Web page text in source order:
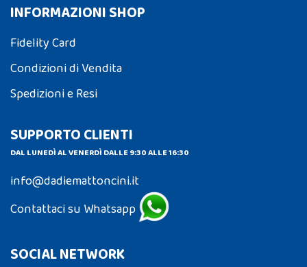
INFORMAZIONI SHOP
Fidelity Card
Condizioni di Vendita
Spedizioni e Resi
SUPPORTO CLIENTI
DAL LUNEDÌ AL VENERDÌ DALLE 9:30 ALLE 16:30
info@dadiemattoncini.it
Contattaci su Whatsapp
SOCIAL NETWORK